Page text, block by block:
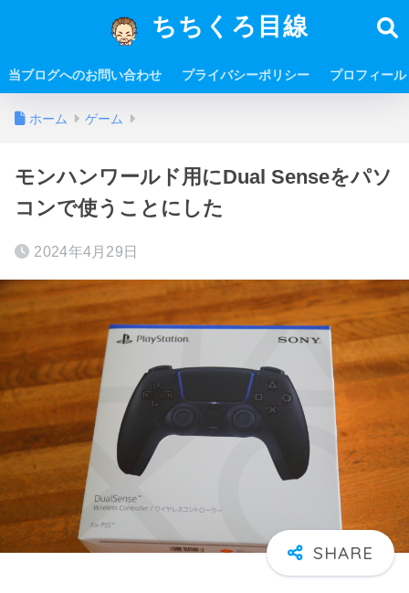
ちちくろ目線
当ブログへのお問い合わせ プライバシーポリシー プロフィール
ホーム ゲーム
モンハンワールド用にDual Senseをパソ
コンで使うことにした
2024年4月29日